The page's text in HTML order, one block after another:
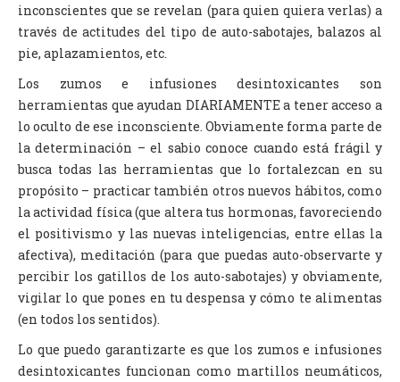
inconscientes que se revelan (para quien quiera verlas) a
través de actitudes del tipo de auto-sabotajes, balazos al
pie, aplazamientos, etc.
Los zumos e infusiones desintoxicantes son
herramientas que ayudan DIARIAMENTE a tener acceso a
lo oculto de ese inconsciente. Obviamente forma parte de
la determinación – el sabio conoce cuando está frágil y
busca todas las herramientas que lo fortalezcan en su
propósito – practicar también otros nuevos hábitos, como
la actividad física (que altera tus hormonas, favoreciendo
el positivismo y las nuevas inteligencias, entre ellas la
afectiva), meditación (para que puedas auto-observarte y
percibir los gatillos de los auto-sabotajes) y obviamente,
vigilar lo que pones en tu despensa y cómo te alimentas
(en todos los sentidos).
Lo que puedo garantizarte es que los zumos e infusiones
desintoxicantes funcionan como martillos neumáticos,